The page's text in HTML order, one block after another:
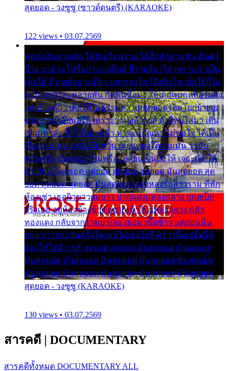
สุดยอด - วงซูซู (ซาวด์ดนตรี) (KARAOKE)
122 views • 03.07.2569
พ่อส่งเงินสามพัน ให้ฉันเรียนราม ได้อีกสักสามพัน ฉันคง
บ๊าย บาย จะไปซื้อกางเกงยีนส์ ลีวายส์มาใส่ เพราะเราเป็น
เด็กใต้ ลีวายส์อย่างเดียว อยากจะโชว์ถึงหิวโซ เด็กใต้ก็ไม่
หวั่น ตกตัวละหลายพัน กัดฟันซื้อมา ให้เด็กเทพเหลียวมอง
และต้องรู้ว่า เด็กใต้ไม่ธรรมดา แต่สุดยอด เดินโยกย้ายเย
ยวน กวนโอ๊ยพอได้ เพราะว่านุ่งลีวายส์ ตัวใหม่ใส่มา เดิน
เข้ามหาลัย จิ๊กโก๊มองหน้า ท่าจะมีปัญหา ไม่พอใจ ได้เป็น
เรื่องแน่นอน แต่ฉันไม่หวั่น เลยแหลงใต้ถามมัน ว่ามัน
พรั่นพรือ มันตอบว่าไม่พรื่อ เปลี่ยนเป็นยิ้มให้ เจอะเด็กใต้
ด้วยกัน ก็เลยรอด สุดยอด สุดยอด สุดยอด มันสุดยอด สุด
ยอด สุดยอด สุดยอด มันสุดยอด แอบหลงรักสาวราม ที่พัก
ห้องเช่า เธอผิวขาวผมยาว ปากแดงแหลงกลาง ถูกสเป็ก
จริงเธอ อยู่ห้องข้างข้าง อยากเข้าไปแหลงกลาง กลัว
ทองแดง กลับจากรามมาเจอ เธอมาซื้อข้าว แต่ก่อนนั้น
สองเรา เจอะกันครั้งใด เธอไม่เคยไยดี คราวนี้เธอยิ้มให้
ต้องให้ใส่ลีวายส์ สุดยอด สุดยอด มันสุดยอด มันสุดยอด
มันสุดยอด มันสุดยอด มันสุดยอด มันสุดยอด มันสุดยอด
มันสุดยอด มันสุดยอด มันสุดยอด มันสุดยอด มันสุดยอด
สุดยอด - วงซูซู (KARAOKE)
130 views • 03.07.2569
สารคดี | DOCUMENTARY
สารคดีทั้งหมด DOCUMENTARY ALL